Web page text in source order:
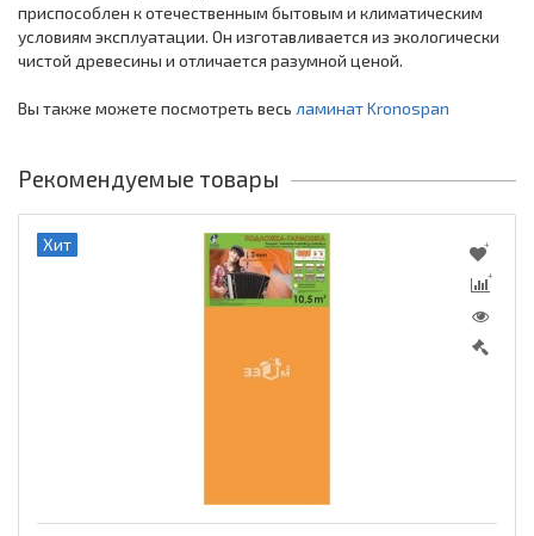
приспособлен к отечественным бытовым и климатическим
условиям эксплуатации. Он изготавливается из экологически
чистой древесины и отличается разумной ценой.
Вы также можете посмотреть весь ламинат Kronospan
Рекомендуемые товары
Хит